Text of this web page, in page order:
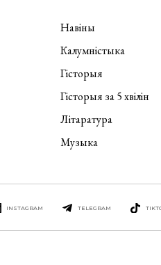
Навіны
Калумністыка
Гісторыя
Гісторыя за 5 хвілін
Літаратура
Музыка
INSTAGRAM TELEGRAM